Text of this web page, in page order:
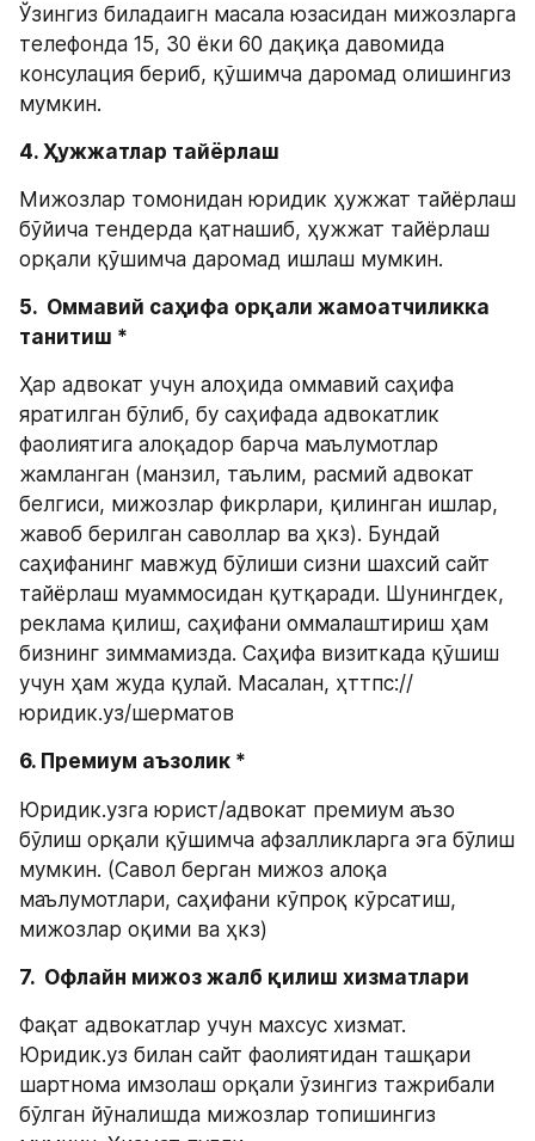
Ўзингиз биладаигн масала юзасидан мижозларга
телефонда 15, 30 ёки 60 дақиқа давомида
консулация бериб, қўшимча даромад олишингиз
мумкин.
4. Ҳужжатлар тайёрлаш
Мижозлар томонидан юридик ҳужжат тайёрлаш
бўйича тендерда қатнашиб, ҳужжат тайёрлаш
орқали қўшимча даромад ишлаш мумкин.
5.  Оммавий саҳифа орқали жамоатчиликка
танитиш *
Ҳар адвокат учун алоҳида оммавий саҳифа
яратилган бўлиб, бу саҳифада адвокатлик
фаолиятига алоқадор барча маълумотлар
жамланган (манзил, таълим, расмий адвокат
белгиси, мижозлар фикрлари, қилинган ишлар,
жавоб берилган саволлар ва ҳкз). Бундай
саҳифанинг мавжуд бўлиши сизни шахсий сайт
тайёрлаш муаммосидан қутқаради. Шунингдек,
реклама қилиш, саҳифани оммалаштириш ҳам
бизнинг зиммамизда. Саҳифа визиткада қўшиш
учун ҳам жуда қулай. Масалан, ҳттпс://
юридик.уз/шерматов
6. Премиум аъзолик *
Юридик.узга юрист/адвокат премиум аъзо
бўлиш орқали қўшимча афзалликларга эга бўлиш
мумкин. (Савол берган мижоз алоқа
маълумотлари, саҳифани кўпроқ кўрсатиш,
мижозлар оқими ва ҳкз)
7.  Офлайн мижоз жалб қилиш хизматлари
Фақат адвокатлар учун махсус хизмат.
Юридик.уз билан сайт фаолиятидан ташқари
шартнома имзолаш орқали ўзингиз тажрибали
бўлган йўналишда мижозлар топишингиз